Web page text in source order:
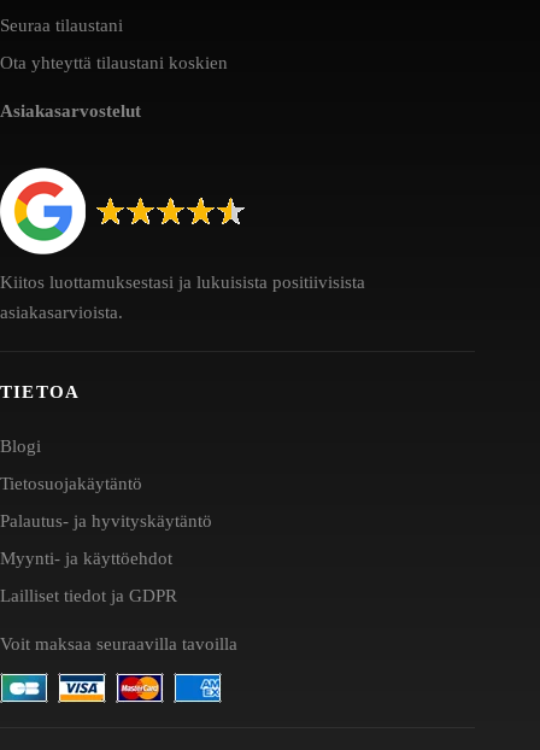
Seuraa tilaustani
Ota yhteyttä tilaustani koskien
Asiakasarvostelut
Kiitos luottamuksestasi ja lukuisista positiivisista
asiakasarvioista.
TIETOA
Blogi
Tietosuojakäytäntö
Palautus- ja hyvityskäytäntö
Myynti- ja käyttöehdot
Lailliset tiedot ja GDPR
Voit maksaa seuraavilla tavoilla